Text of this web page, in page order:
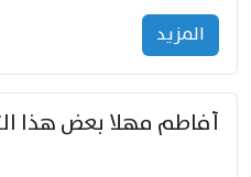
المزید